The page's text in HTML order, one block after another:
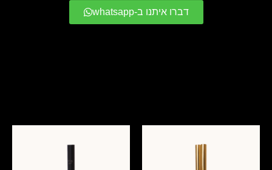
דברו איתנו ב-whatsapp